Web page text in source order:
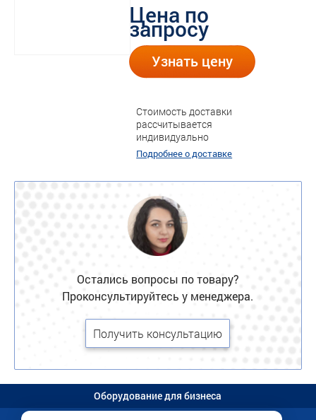
Цена по
запросу
Узнать цену
Стоимость доставки
рассчитывается
индивидуально
Подробнее о доставке
Остались вопросы по товару?
Проконсультируйтесь у менеджера.
Получить консультацию
Оборудование для бизнеса